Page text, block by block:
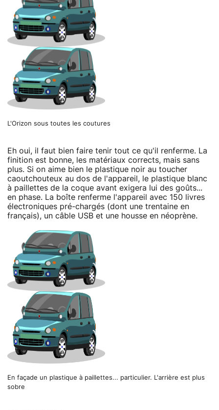
L'Orizon sous toutes les coutures
Eh oui, il faut bien faire tenir tout ce qu'il renferme. La
finition est bonne, les matériaux corrects, mais sans
plus. Si on aime bien le plastique noir au toucher
caoutchouteux au dos de l'appareil, le plastique blanc
à paillettes de la coque avant exigera lui des goûts...
en phase. La boîte renferme l'appareil avec 150 livres
électroniques pré-chargés (dont une trentaine en
français), un câble USB et une housse en néoprène.
En façade un plastique à paillettes... particulier. L'arrière est plus
sobre